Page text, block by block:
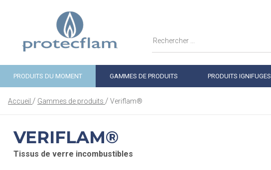
PRODUITS DU MOMENT GAMMES DE PRODUITS PRODUITS IGNIFUGES
Accueil Gammes de produits Veriflam®
VERIFLAM®
Tissus de verre incombustibles